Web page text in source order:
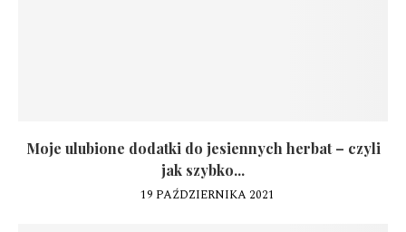
Moje ulubione dodatki do jesiennych herbat – czyli
jak szybko...
19 PAŹDZIERNIKA 2021